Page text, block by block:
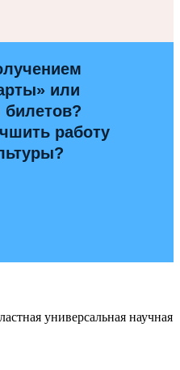
или
билетов?
работу
универсальная научная